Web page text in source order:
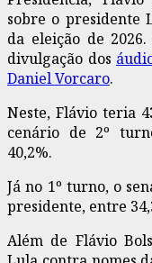
sobre o presidente
da eleição de
divulgação dos
Daniel Vorcaro.
Neste, Flávio teria
cenário de 2º
40,2%.
Já no 1º turno, o
presidente, entre
Além de Flávio